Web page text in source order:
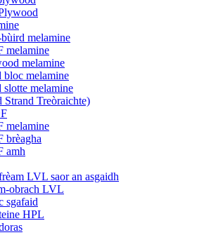
melamine
melamine
melamine
bloc melamine
slotte melamine
Treòraichte)
melamine
brèagha
amh
LVL saor an asgaidh
obrach LVL
sgafaid
​​HPL